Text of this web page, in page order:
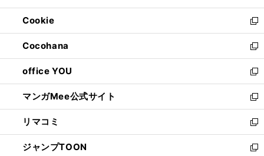
開
く
ウ
で
開
く
ン
ド
ウ
で
開
く
ウ
ィ
ン
ド
ウ
で
開
く
Cookie
新
し
い
ウ
ィ
ン
ド
ウ
で
開
く
Cocohana
新
し
い
ウ
ィ
ン
ド
ウ
で
office YOU
新
し
い
ウ
ィ
ン
ド
マンガMee公式サイト
新
し
い
ウ
ィ
リマコミ
新
し
い
ジャンプTOON 新